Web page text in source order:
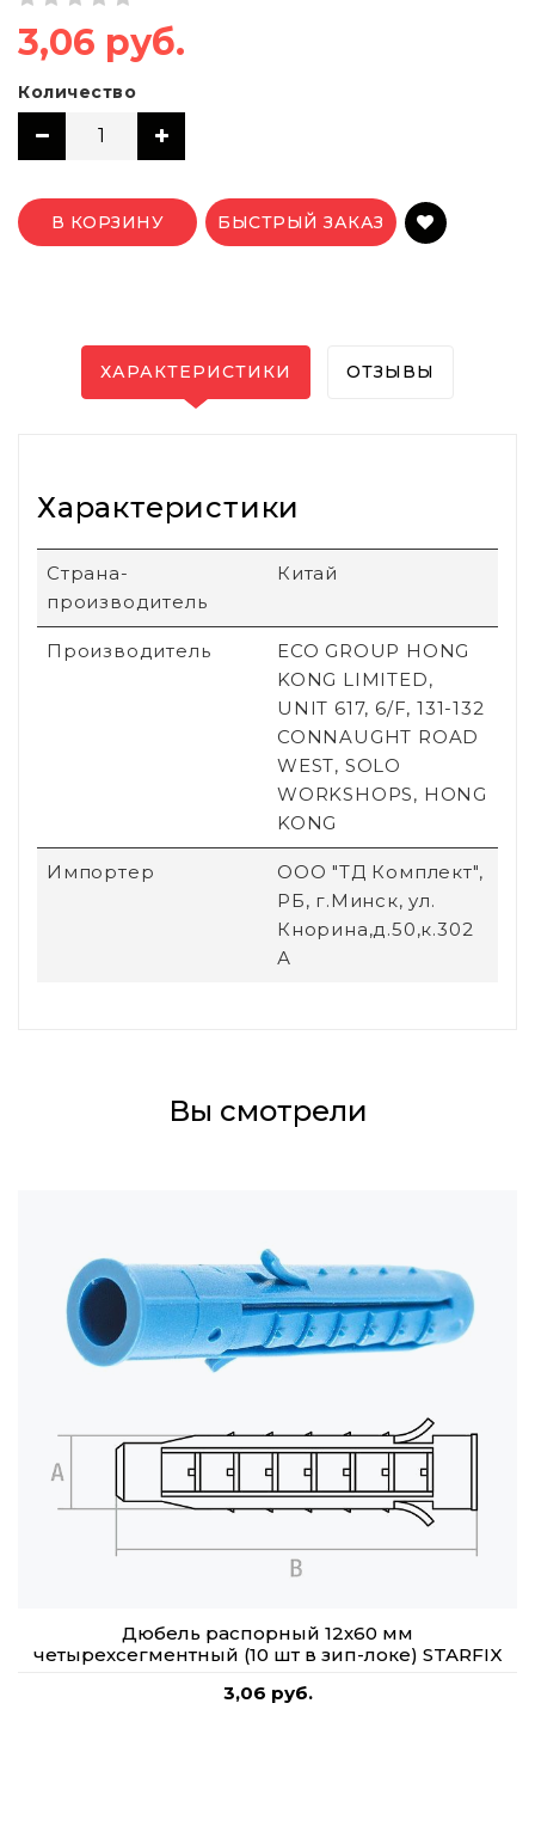
3,06 руб.
Количество
В КОРЗИНУ БЫСТРЫЙ ЗАКАЗ
ХАРАКТЕРИСТИКИ ОТЗЫВЫ
Характеристики
Страна-
производитель
Китай
Производитель
ECO GROUP HONG
KONG LIMITED,
UNIT 617, 6/F, 131-132
CONNAUGHT ROAD
WEST, SOLO
WORKSHOPS, HONG
KONG
Импортер
ООО "ТД Комплект",
РБ, г.Минск, ул.
Кнорина,д.50,к.302
А
Вы смотрели
Дюбель распорный 12х60 мм
четырехсегментный (10 шт в зип-локе) STARFIX
3,06 руб.